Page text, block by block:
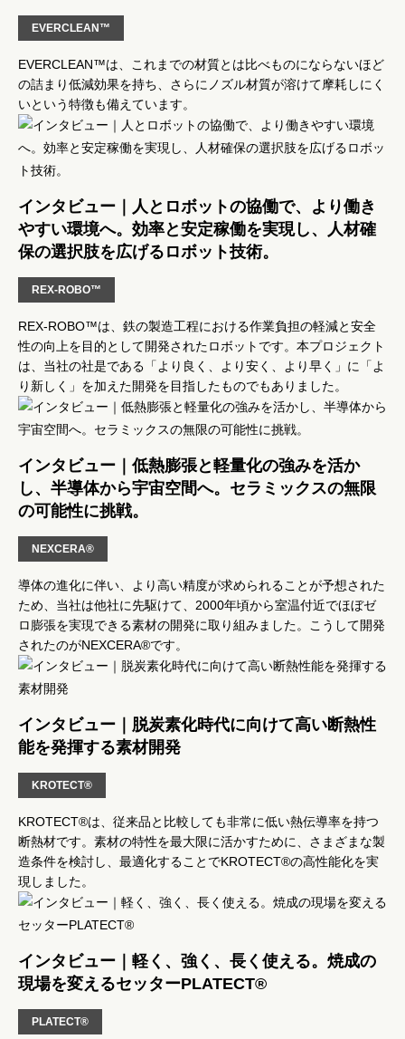
EVERCLEAN™
EVERCLEAN™は、これまでの材質とは比べものにならないほど
の詰まり低減効果を持ち、さらにノズル材質が溶けて摩耗しにく
いという特徴も備えています。
インタビュー｜人とロボットの協働で、より働き
やすい環境へ。効率と安定稼働を実現し、人材確
保の選択肢を広げるロボット技術。
REX-ROBO™
REX-ROBO™は、鉄の製造工程における作業負担の軽減と安全
性の向上を目的として開発されたロボットです。本プロジェクト
は、当社の社是である「より良く、より安く、より早く」に「よ
り新しく」を加えた開発を目指したものでもありました。
インタビュー｜低熱膨張と軽量化の強みを活か
し、半導体から宇宙空間へ。セラミックスの無限
の可能性に挑戦。
NEXCERA®
導体の進化に伴い、より高い精度が求められることが予想された
ため、当社は他社に先駆けて、2000年頃から室温付近でほぼゼ
ロ膨張を実現できる素材の開発に取り組みました。こうして開発
されたのがNEXCERA®です。
インタビュー｜脱炭素化時代に向けて高い断熱性
能を発揮する素材開発
KROTECT®
KROTECT®は、従来品と比較しても非常に低い熱伝導率を持つ
断熱材です。素材の特性を最大限に活かすために、さまざまな製
造条件を検討し、最適化することでKROTECT®の高性能化を実
現しました。
インタビュー｜軽く、強く、長く使える。焼成の
現場を変えるセッターPLATECT®
PLATECT®